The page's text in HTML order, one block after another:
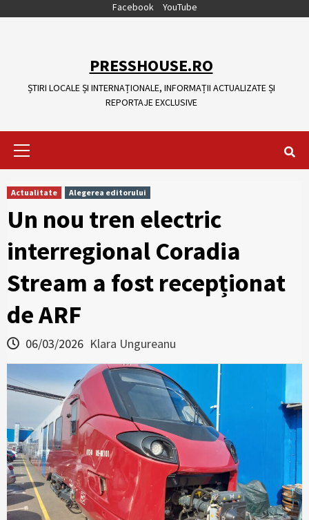
Facebook YouTube
PRESSHOUSE.RO
ȘTIRI LOCALE ȘI INTERNAȚIONALE, INFORMAȚII ACTUALIZATE ȘI
REPORTAJE EXCLUSIVE
Actualitate Alegerea editorului
Un nou tren electric
interregional Coradia
Stream a fost recepționat
de ARF
06/03/2026 Klara Ungureanu